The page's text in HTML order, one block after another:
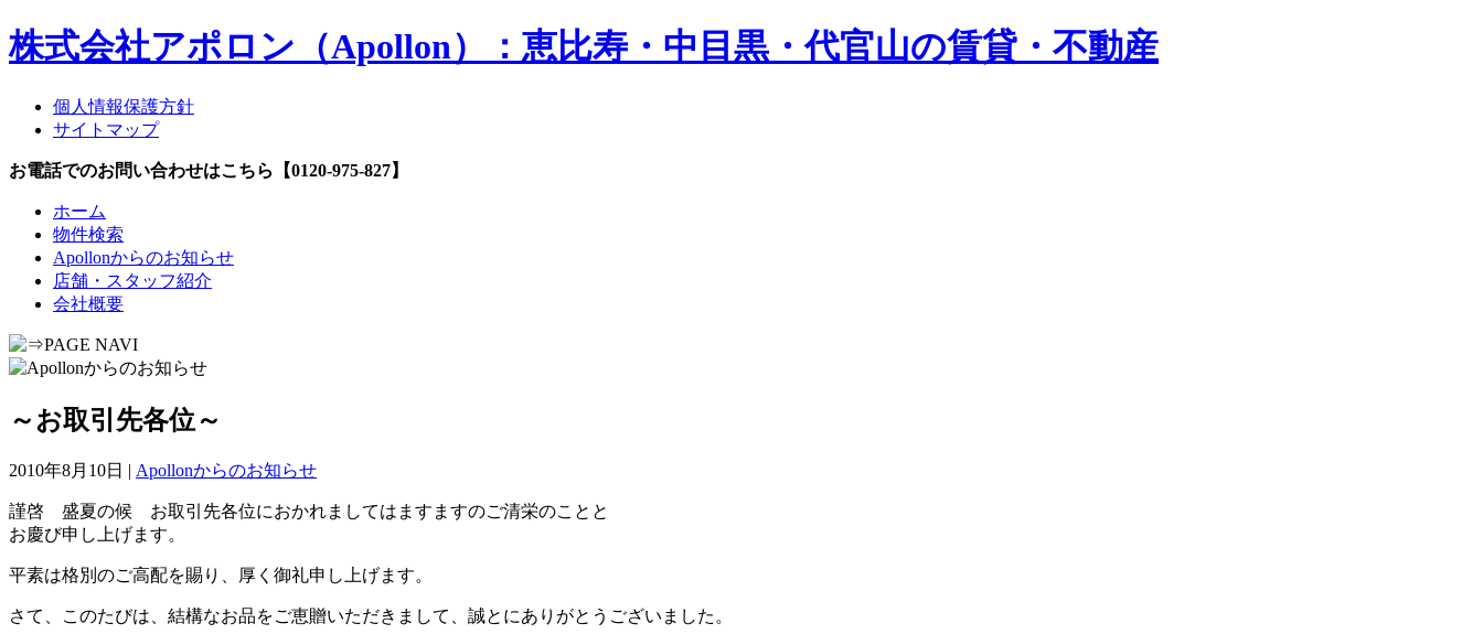
株式会社アポロン（Apollon）：恵比寿・中目黒・代官山の賃貸・不動産
個人情報保護方針
サイトマップ
お電話でのお問い合わせはこちら【0120-975-827】
ホーム
物件検索
Apollonからのお知らせ
店舗・スタッフ紹介
会社概要
～お取引先各位～
2010年8月10日 | Apollonからのお知らせ
謹啓 盛夏の候 お取引先各位におかれましてはますますのご清栄のことと
お慶び申し上げます。
平素は格別のご高配を賜り、厚く御礼申し上げます。
さて、このたびは、結構なお品をご恵贈いただきまして、誠とにありがとうございました。